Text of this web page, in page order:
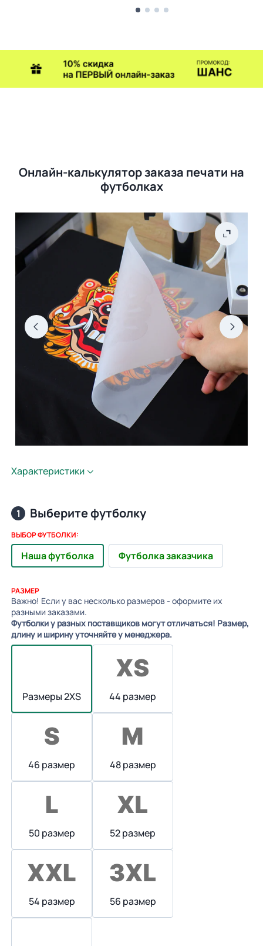
Онлайн-калькулятор заказа печати на
футболках
Характеристики
1 Выберите футболку
ВЫБОР ФУТБОЛКИ:
Наша футболка Футболка заказчика
РАЗМЕР
Важно! Если у вас несколько размеров - оформите их
разными заказами.
Футболки у разных поставщиков могут отличаться! Размер,
длину и ширину уточняйте у менеджера.
Размеры 2XS 44 размер
46 размер 48 размер
50 размер 52 размер
54 размер 56 размер